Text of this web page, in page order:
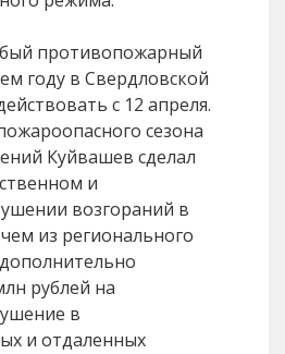
противопожарный
году в Свердловской
с 12 апреля.
сезона
Куйвашев сделал
и
возгораний в
чем из регионального
рублей на
в
и отдаленных